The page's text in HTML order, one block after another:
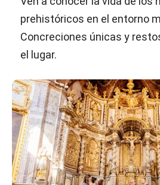
prehistóricos en el entorno
Concreciones únicas y
el lugar.